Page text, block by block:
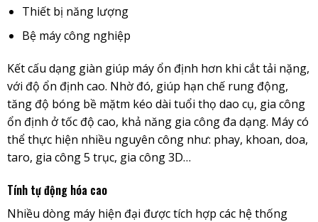
Thiết bị năng lượng
Bệ máy công nghiệp
Kết cấu dạng giàn giúp máy ổn định hơn khi cắt tải nặng,
với độ ổn định cao. Nhờ đó, giúp hạn chế rung động,
tăng độ bóng bề mặtm kéo dài tuổi thọ dao cụ, gia công
ổn định ở tốc độ cao, khả năng gia công đa dạng. Máy có
thể thực hiện nhiều nguyên công như: phay, khoan, doa,
taro, gia công 5 trục, gia công 3D…
Tính tự động hóa cao
Nhiều dòng máy hiện đại được tích hợp các hệ thống